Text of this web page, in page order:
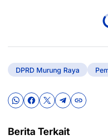
DPRD Murung Raya
Berita Terkait